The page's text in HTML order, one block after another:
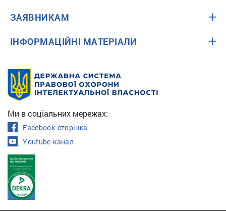
ЗАЯВНИКАМ
ІНФОРМАЦІЙНІ МАТЕРІАЛИ
Ми в соціальних мережах:
Facebook-сторінка
Youtube-канал